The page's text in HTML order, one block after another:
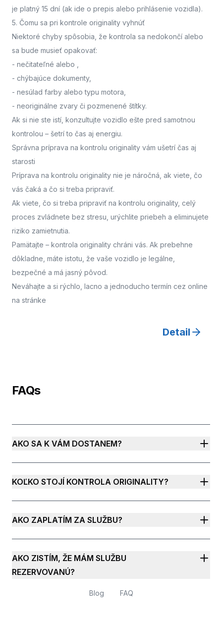
je platný 15 dní (ak ide o prepis alebo prihlásenie vozidla).
5. Čomu sa pri kontrole originality vyhnúť
Niektoré chyby spôsobia, že kontrola sa nedokončí alebo
sa bude musieť opakovať:
- nečitateľné alebo
- chýbajúce dokumenty,
- nesúlad farby alebo typu motora,
- neoriginálne zvary či pozmenené štítky.
Ak si nie ste istí, konzultujte vozidlo ešte pred samotnou
kontrolou – šetrí to čas aj energiu.
Správna príprava na kontrolu originality vám ušetrí čas aj
starosti
Príprava na kontrolu originality nie je náročná, ak viete, čo
vás čaká a čo si treba pripraviť.
Ak viete, čo si treba pripraviť na kontrolu originality, celý
proces zvládnete bez stresu, urýchlite priebeh a eliminujete
riziko zamietnutia.
Pamätajte – kontrola originality chráni vás. Ak prebehne
dôkladne, máte istotu, že vaše vozidlo je legálne,
bezpečné a má jasný pôvod.
Neváhajte a si rýchlo, lacno a jednoducho termín cez online
na stránke
Detail
FAQs
AKO SA K VÁM DOSTANEM?
KOĽKO STOJÍ KONTROLA ORIGINALITY?
AKO ZAPLATÍM ZA SLUŽBU?
AKO ZISTÍM, ŽE MÁM SLUŽBU
REZERVOVANÚ?
Blog FAQ